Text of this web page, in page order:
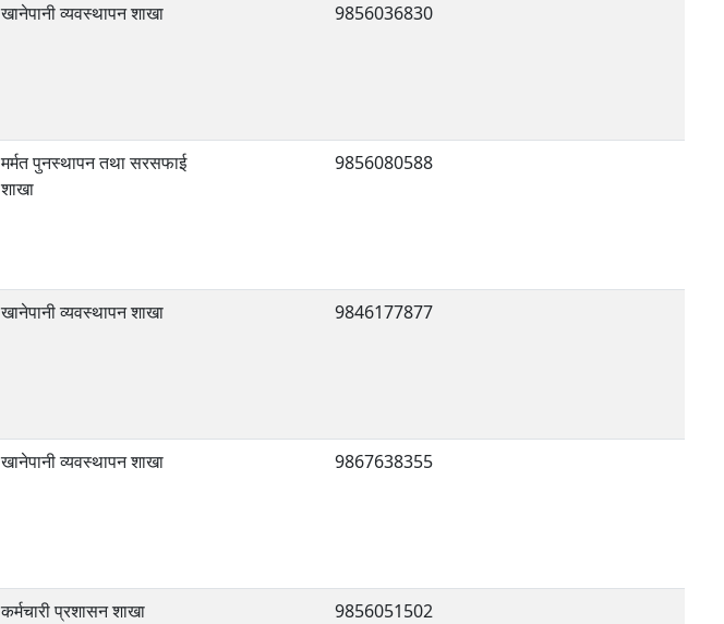
खानेपानी व्यवस्थापन शाखा 9856036830
मर्मत पुनस्थापन तथा सरसफाई
शाखा
9856080588
खानेपानी व्यवस्थापन शाखा 9846177877
खानेपानी व्यवस्थापन शाखा 9867638355
कर्मचारी प्रशासन शाखा 9856051502